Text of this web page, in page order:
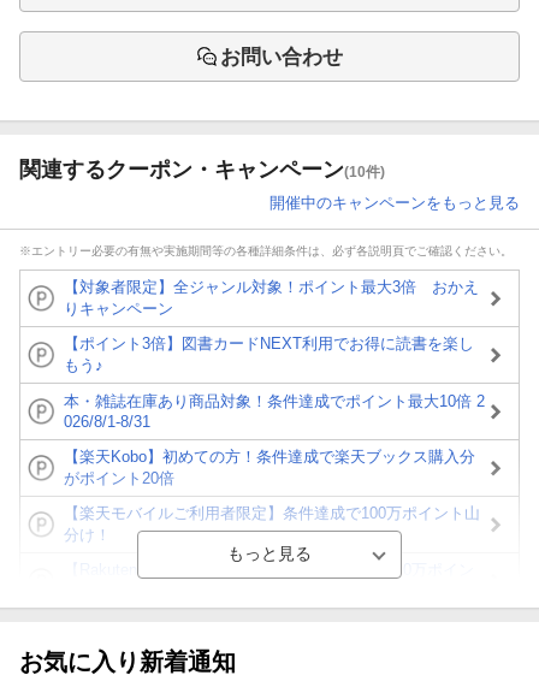
お問い合わせ
関連するクーポン・キャンペーン(10件)
開催中のキャンペーンをもっと見る
※エントリー必要の有無や実施期間等の各種詳細条件は、必ず各説明頁でご確認ください。
【対象者限定】全ジャンル対象！ポイント最大3倍 おかえ
りキャンペーン
【ポイント3倍】図書カードNEXT利用でお得に読書を楽し
もう♪
本・雑誌在庫あり商品対象！条件達成でポイント最大10倍 2
026/8/1-8/31
【楽天Kobo】初めての方！条件達成で楽天ブックス購入分
がポイント20倍
【楽天モバイルご利用者限定】条件達成で100万ポイント山
分け！
が当たる！
お気に入り新着通知